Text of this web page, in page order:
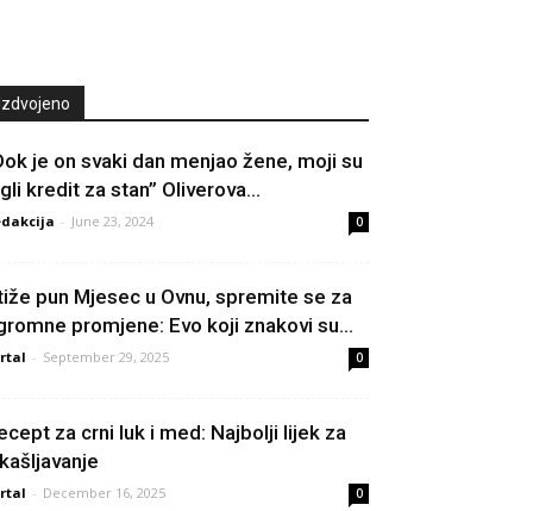
je on svaki dan menjao žene, moji su
kredit za stan” Oliverova...
- June 23, 2024 0
pun Mjesec u Ovnu, spremite se za
promjene: Evo koji znakovi su...
- September 29, 2025 0
za crni luk i med: Najbolji lijek za
- December 16, 2025 0